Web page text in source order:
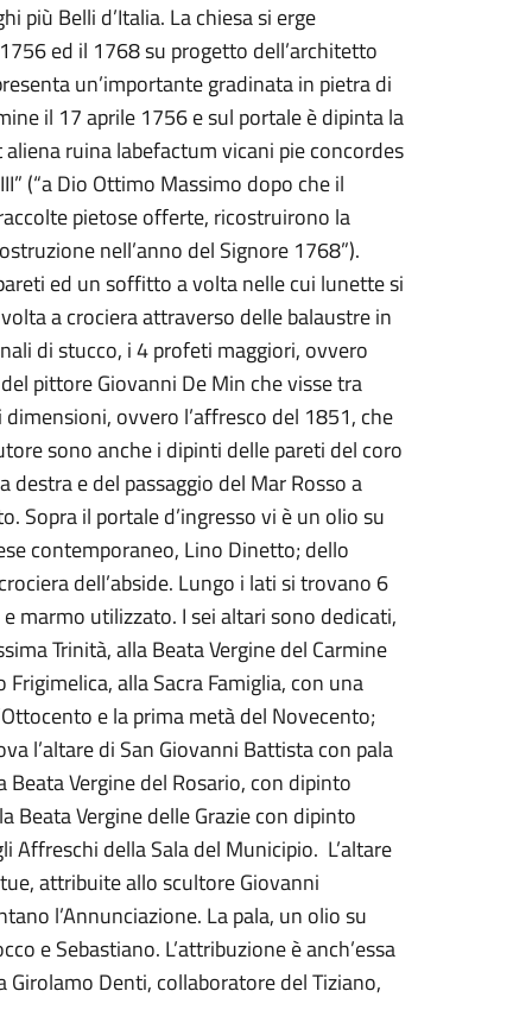
più Belli d’Italia. La chiesa si erge
ed il 1768 su progetto dell’architetto
un’importante gradinata in pietra di
il 17 aprile 1756 e sul portale è dipinta la
ruina labefactum vicani pie concordes
(“a Dio Ottimo Massimo dopo che il
pietose offerte, ricostruirono la
nell’anno del Signore 1768”).
ed un soffitto a volta nelle cui lunette si
a crociera attraverso delle balaustre in
di stucco, i 4 profeti maggiori, ovvero
pittore Giovanni De Min che visse tra
ovvero l’affresco del 1851, che
sono anche i dipinti delle pareti del coro
destra e del passaggio del Mar Rosso a
Sopra il portale d’ingresso vi è un olio su
contemporaneo, Lino Dinetto; dello
dell’abside. Lungo i lati si trovano 6
marmo utilizzato. I sei altari sono dedicati,
Trinità, alla Beata Vergine del Carmine
alla Sacra Famiglia, con una
e la prima metà del Novecento;
l’altare di San Giovanni Battista con pala
Beata Vergine del Rosario, con dipinto
Beata Vergine delle Grazie con dipinto
della Sala del Municipio. L’altare
attribuite allo scultore Giovanni
l’Annunciazione. La pala, un olio su
e Sebastiano. L’attribuzione è anch’essa
Denti, collaboratore del Tiziano,